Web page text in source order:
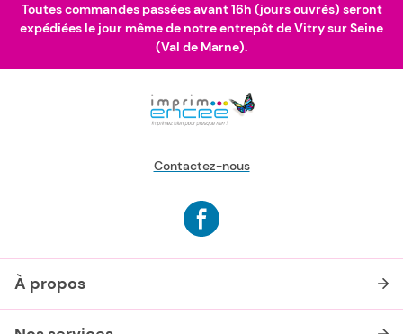
Toutes commandes passées avant 16h (jours ouvrés) seront
expédiées le jour même de notre entrepôt de Vitry sur Seine
(Val de Marne).
Contactez-nous
À propos